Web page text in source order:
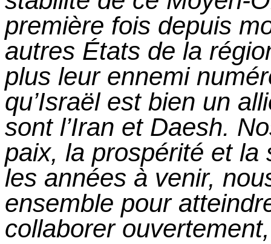
première fois depuis
autres États de la
plus leur ennemi
qu’Israël est bien un
sont l’Iran etDaesh.
paix, la prospérité etla
les années à venir,
ensemble pour
collaborer